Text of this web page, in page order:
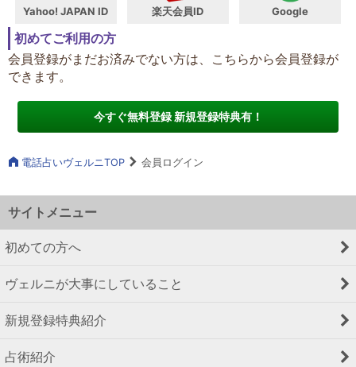
Yahoo! JAPAN ID 楽天会員ID Google
初めてご利用の方
会員登録がまだお済みでない方は、こちらから会員登録が
できます。
今すぐ無料登録 新規登録特典有！
電話占いヴェルニTOP 会員ログイン
サイトメニュー
初めての方へ
ヴェルニが大事にしていること
新規登録特典紹介
占術紹介